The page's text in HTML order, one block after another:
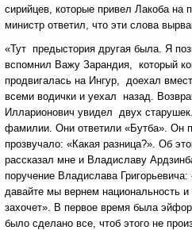
сирийцев, которые привел Лакоба на
министр ответил, что эти слова
«Тут предыстория другая была. Я
вспомнил Важу Зарандия, который
продвигалась на Ингур, доехал
всеми водички и уехал назад.
Илларионович увидел двух
фамилии. Они ответили «Бутба». Он
прозвучало: «Какая разница?». Об
рассказал мне и Владиславу
поручение Владислава
давайте мы вернем национальность
захочет». В первое время была
было сделано все, чтоб этого не